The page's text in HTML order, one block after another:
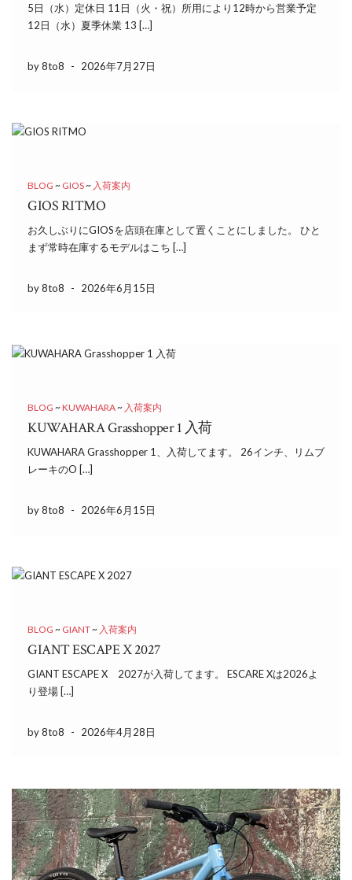
5日（水）定休日 11日（火・祝）所用により12時から営業予定
12日（水）夏季休業 13 […]
by 8to8 - 2026年7月27日
BLOG ~ GIOS~ 入荷案内
GIOS RITMO
お久しぶりにGIOSを店頭在庫として置くことにしました。 ひと
まず常時在庫するモデルはこち […]
by 8to8 - 2026年6月15日
BLOG ~KUWAHARA~ 入荷案内
KUWAHARA Grasshopper 1 入荷
KUWAHARA Grasshopper 1、入荷してます。 26インチ、リムブ
レーキのO […]
by 8to8 - 2026年6月15日
BLOG ~ GIANT~ 入荷案内
GIANT ESCAPE X 2027
GIANT ESCAPE X 2027が入荷してます。 ESCARE Xは2026よ
り登場 […]
by 8to8 - 2026年4月28日